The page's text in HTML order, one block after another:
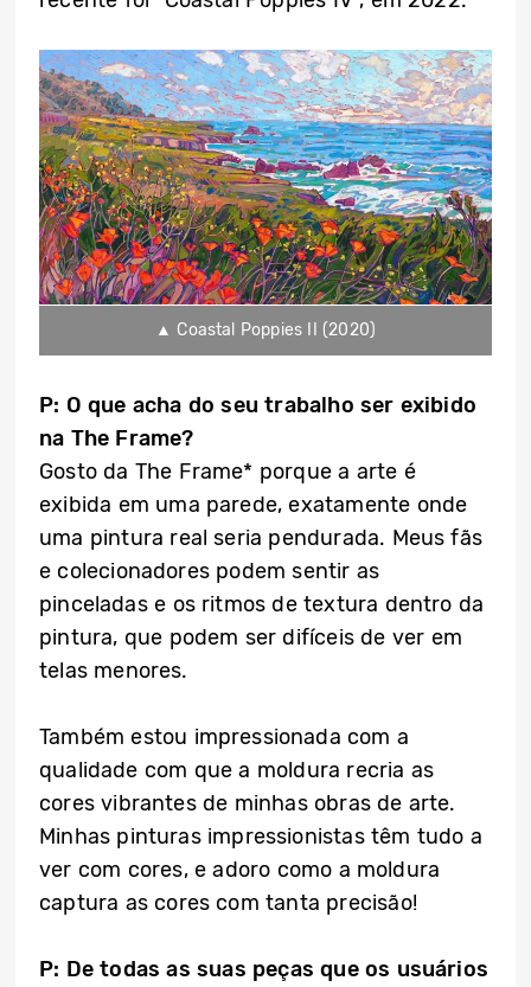
▲ Coastal Poppies II (2020)
P: O que acha do seu trabalho ser exibido
na The Frame?
Gosto da The Frame* porque a arte é
exibida em uma parede, exatamente onde
uma pintura real seria pendurada. Meus fãs
e colecionadores podem sentir as
pinceladas e os ritmos de textura dentro da
pintura, que podem ser difíceis de ver em
telas menores.
Também estou impressionada com a
qualidade com que a moldura recria as
cores vibrantes de minhas obras de arte.
Minhas pinturas impressionistas têm tudo a
ver com cores, e adoro como a moldura
captura as cores com tanta precisão!
P: De todas as suas peças que os usuários